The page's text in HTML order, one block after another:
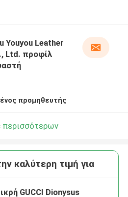
Youyou Leather
Ltd. προφίλ
προμηθευτής
περισσότερων
καλύτερη τιμή για
GUCCI Dionysus